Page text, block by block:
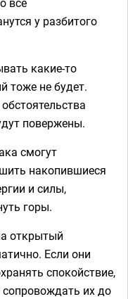
у разбитого
какие-то
тоже не будет.
повержены.
смогут
накопившиеся
и силы,
горы.
открытый
Если они
спокойствие,
сопровождать их до